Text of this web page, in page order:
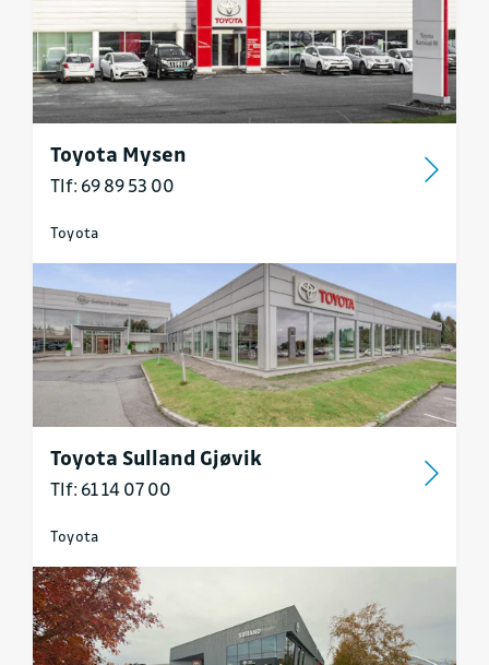
Toyota Mysen
Tlf: 69 89 53 00
Toyota
Toyota Sulland Gjøvik
Tlf: 61 14 07 00
Toyota